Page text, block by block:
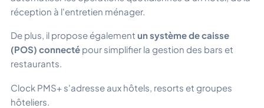
réception à l'entretien ménager.
De plus, il propose également un système de caisse
(POS) connecté pour simplifier la gestion des bars et
restaurants.
Clock PMS+ s'adresse aux hôtels, resorts et groupes
hôteliers.